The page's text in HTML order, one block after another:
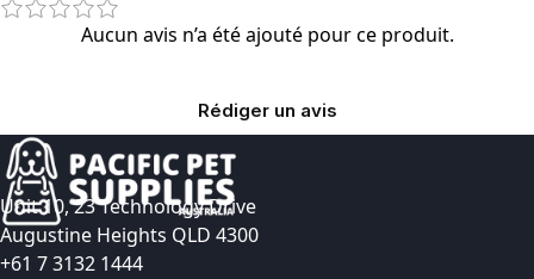
Aucun avis n’a été ajouté pour ce produit.
Rédiger un avis
Unit 10, 23 Technology Drive
Augustine Heights QLD 4300
+61 7 3132 1444